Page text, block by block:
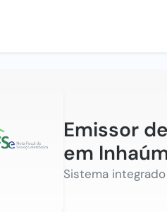
Emissor
em
Sistema